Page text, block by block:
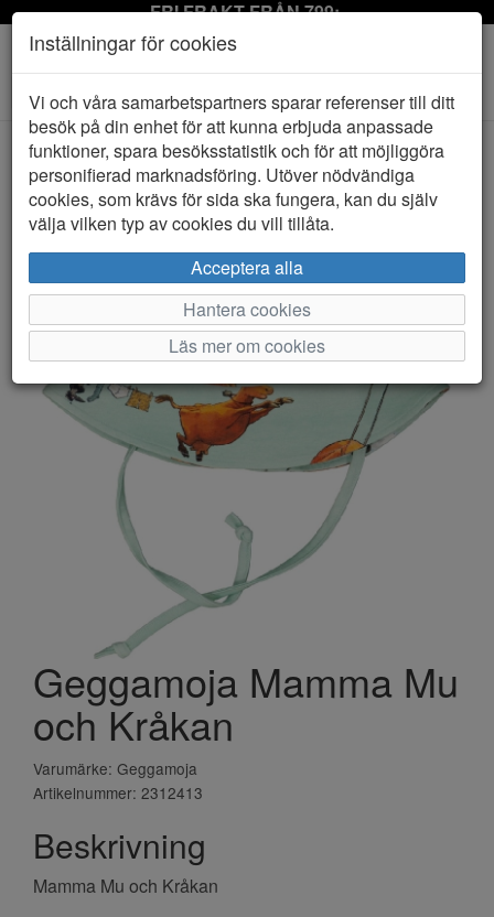
FRI FRAKT FRÅN 799:-
Toggle
navigation
HEM GEGGAMOJA
Geggamoja Mamma Mu
och Kråkan
Varumärke: Geggamoja
Artikelnummer: 2312413
Beskrivning
Mamma Mu och Kråkan
Inställningar för cookies
Vi och våra samarbetspartners sparar referenser till ditt
besök på din enhet för att kunna erbjuda anpassade
funktioner, spara besöksstatistik och för att möjliggöra
personifierad marknadsföring. Utöver nödvändiga
cookies, som krävs för sida ska fungera, kan du själv
välja vilken typ av cookies du vill tillåta.
Acceptera alla
Hantera cookies
Läs mer om cookies